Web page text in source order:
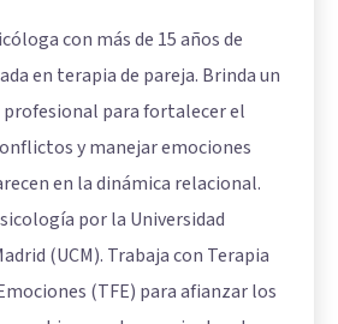
con más de 15 años de
en terapia de pareja. Brinda un
para fortalecer el
y manejar emociones
en la dinámica relacional.
por la Universidad
(UCM). Trabaja con Terapia
(TFE) para afianzar los